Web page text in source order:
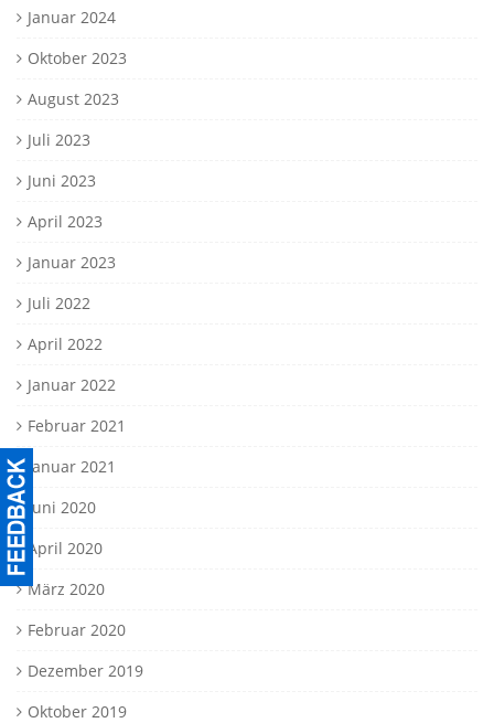
Januar 2024
Oktober 2023
August 2023
Juli 2023
Juni 2023
April 2023
Januar 2023
Juli 2022
April 2022
Januar 2022
Februar 2021
Januar 2021
Juni 2020
April 2020
März 2020
Februar 2020
Dezember 2019
Oktober 2019